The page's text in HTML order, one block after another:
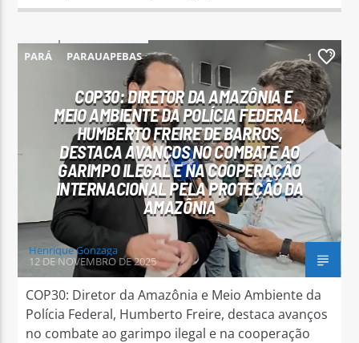
PARÁ PARAUAPEBAS 1
COP30: DIRETOR DA AMAZÔNIA E
MEIO AMBIENTE DA POLÍCIA FEDERAL,
HUMBERTO FREIRE DE BARROS,
DESTACA AVANÇOS NO COMBATE AO
GARIMPO ILEGAL E NA COOPERAÇÃO
INTERNACIONAL PELA PROTEÇÃO DA
AMAZÔNIA
Henrique Gonzaga
12 DE NOVEMBRO DE 2025
COP30: Diretor da Amazônia e Meio Ambiente da
Polícia Federal, Humberto Freire, destaca avanços
no combate ao garimpo ilegal e na cooperação